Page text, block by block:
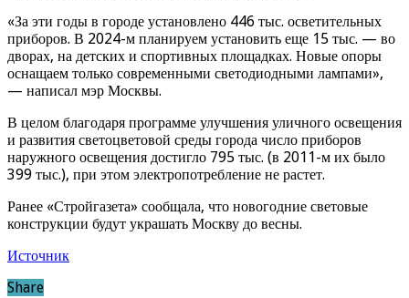
«За эти годы в городе установлено 446 тыс. осветительных
приборов. В 2024-м планируем установить еще 15 тыс. — во
дворах, на детских и спортивных площадках. Новые опоры
оснащаем только современными светодиодными лампами»,
— написал мэр Москвы.
В целом благодаря программе улучшения уличного освещения
и развития светоцветовой среды города число приборов
наружного освещения достигло 795 тыс. (в 2011-м их было
399 тыс.), при этом электропотребление не растет.
Ранее «Стройгазета» сообщала, что новогодние световые
конструкции будут украшать Москву до весны.
Источник
Share